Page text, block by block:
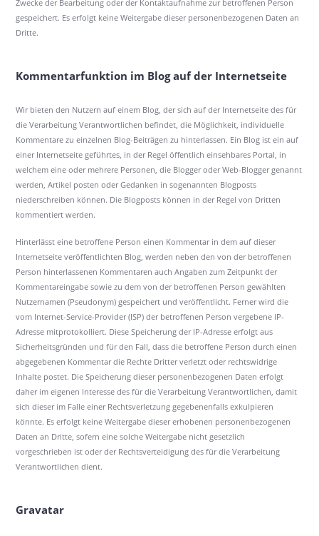
Zwecke der Bearbeitung oder der Kontaktaufnahme zur betroffenen Person
gespeichert. Es erfolgt keine Weitergabe dieser personenbezogenen Daten an
Dritte.
Kommentarfunktion im Blog auf der Internetseite
Wir bieten den Nutzern auf einem Blog, der sich auf der Internetseite des für
die Verarbeitung Verantwortlichen befindet, die Möglichkeit, individuelle
Kommentare zu einzelnen Blog-Beiträgen zu hinterlassen. Ein Blog ist ein auf
einer Internetseite geführtes, in der Regel öffentlich einsehbares Portal, in
welchem eine oder mehrere Personen, die Blogger oder Web-Blogger genannt
werden, Artikel posten oder Gedanken in sogenannten Blogposts
niederschreiben können. Die Blogposts können in der Regel von Dritten
kommentiert werden.
Hinterlässt eine betroffene Person einen Kommentar in dem auf dieser
Internetseite veröffentlichten Blog, werden neben den von der betroffenen
Person hinterlassenen Kommentaren auch Angaben zum Zeitpunkt der
Kommentareingabe sowie zu dem von der betroffenen Person gewählten
Nutzernamen (Pseudonym) gespeichert und veröffentlicht. Ferner wird die
vom Internet-Service-Provider (ISP) der betroffenen Person vergebene IP-
Adresse mitprotokolliert. Diese Speicherung der IP-Adresse erfolgt aus
Sicherheitsgründen und für den Fall, dass die betroffene Person durch einen
abgegebenen Kommentar die Rechte Dritter verletzt oder rechtswidrige
Inhalte postet. Die Speicherung dieser personenbezogenen Daten erfolgt
daher im eigenen Interesse des für die Verarbeitung Verantwortlichen, damit
sich dieser im Falle einer Rechtsverletzung gegebenenfalls exkulpieren
könnte. Es erfolgt keine Weitergabe dieser erhobenen personenbezogenen
Daten an Dritte, sofern eine solche Weitergabe nicht gesetzlich
vorgeschrieben ist oder der Rechtsverteidigung des für die Verarbeitung
Verantwortlichen dient.
Gravatar